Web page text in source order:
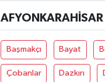
AFYONKARAHISAR
Başmakçı Bayat
Çobanlar Dazkırı